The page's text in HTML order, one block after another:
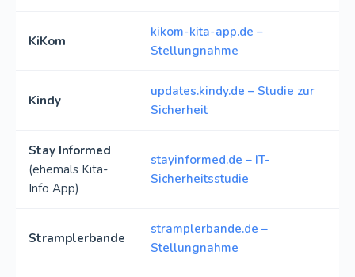
KiKom
kikom-kita-app.de –
Stellungnahme
Kindy
updates.kindy.de – Studie zur
Sicherheit
Stay Informed
(ehemals Kita-
Info App)
stayinformed.de – IT-
Sicherheitsstudie
Stramplerbande
stramplerbande.de –
Stellungnahme